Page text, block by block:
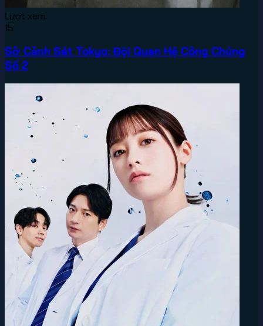
Lượt xem:
15
Sở Cảnh Sát Tokyo: Đội Quan Hệ Công Chúng
Số 2